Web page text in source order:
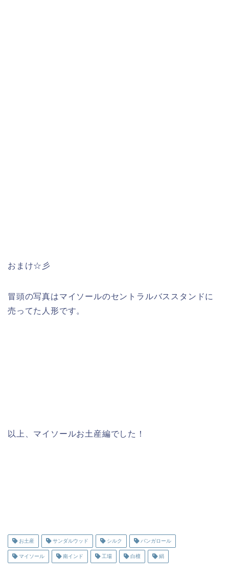
おまけ☆彡
冒頭の写真はマイソールのセントラルバススタンドに
売ってた人形です。
以上、マイソールお土産編でした！
お土産 サンダルウッド シルク バンガロール
マイソール 南インド 工場 白檀 絹